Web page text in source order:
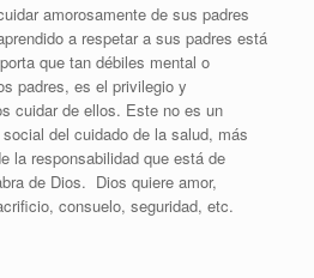
amorosamente de sus padres
a respetar a sus padres está
que tan débiles mental o
padres, es el privilegio y
cuidar de ellos. Este no es un
del cuidado de la salud, más
la responsabilidad que está de
de Dios. Dios quiere amor,
consuelo, seguridad, etc.